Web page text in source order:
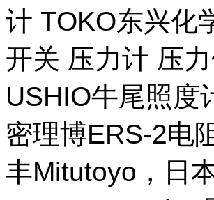
计 TOKO东兴化
开关 压力计 压
USHIO牛尾照度
密理博ERS-2电
丰Mitutoyo，日